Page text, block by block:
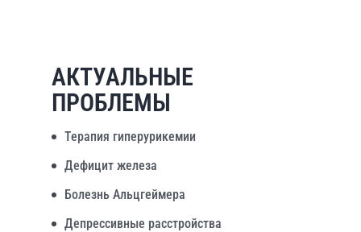
АКТУАЛЬНЫЕ
ПРОБЛЕМЫ
Терапия гиперурикемии
Дефицит железа
Болезнь Альцгеймера
Депрессивные расстройства